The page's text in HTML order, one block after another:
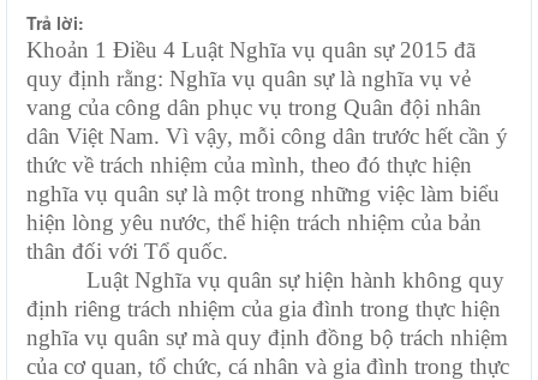
Trả lời:
Khoản 1 Điều 4 Luật Nghĩa vụ quân sự 2015 đã
quy định rằng: Nghĩa vụ quân sự là nghĩa vụ vẻ
vang của công dân phục vụ trong Quân đội nhân
dân Việt Nam. Vì vậy, mỗi công dân trước hết cần ý
thức về trách nhiệm của mình, theo đó thực hiện
nghĩa vụ quân sự là một trong những việc làm biểu
hiện lòng yêu nước, thể hiện trách nhiệm của bản
thân đối với Tổ quốc.
Luật Nghĩa vụ quân sự hiện hành không quy
định riêng trách nhiệm của gia đình trong thực hiện
nghĩa vụ quân sự mà quy định đồng bộ trách nhiệm
của cơ quan, tổ chức, cá nhân và gia đình trong thực